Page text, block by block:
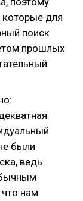
которые для
поиск
прошлых
были
ведь
нам